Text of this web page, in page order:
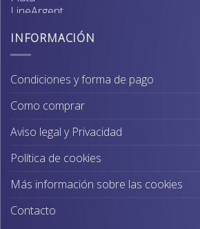
INFORMACIÓN
Condiciones y forma de pago
Como comprar
Aviso legal y Privacidad
Política de cookies
Más información sobre las cookies
Contacto